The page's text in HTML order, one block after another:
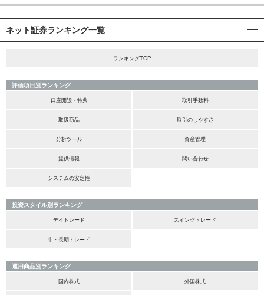
ネット証券ランキング一覧
ランキングTOP
評価項目別ランキング
口座開設・特典
取引手数料
取扱商品 取引のしやすさ
分析ツール 資産管理
提供情報 問い合わせ
システムの安定性
投資スタイル別ランキング
デイトレード
スイングトレード
中・長期トレード
運用商品別ランキング
国内株式
外国株式